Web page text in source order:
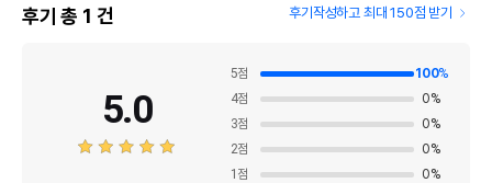
후기 총 1 건 후기작성하고 최대 150점 받기
5.0
5점 100%
4점 0%
3점 0%
2점 0%
1 점 0%